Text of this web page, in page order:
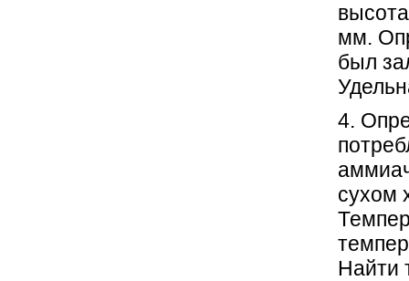
мм.
был
4.
сухом
Найти